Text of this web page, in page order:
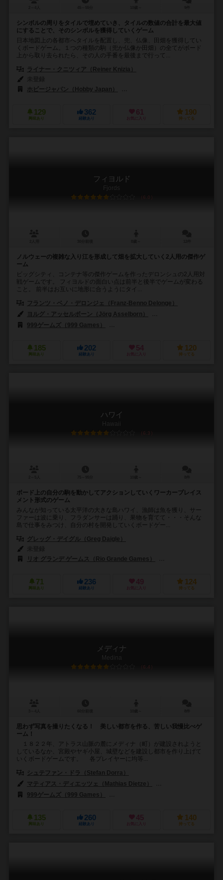
シンボルの周りをタイルで埋めていき、タイルの数値の合計を最大値
にすることで、そのシンボルを獲得していくゲーム
日本地図上の各都市へタイルを配置し、兜、仏像、田畑を獲得してい
くボードゲーム。１つの種類の駒（兜か仏像か田畑）の全てがボード
上から取り去られたら、その人の手番を最後まで行って...
ライナー・クニツィア（Reiner Knizia）
ホビージャパン（Hobby Japan）
129
興味あり
362
経験あり
61
お気に入り
190
持ってる
フィヨルド
Fjords
6.0
ノルウェーの複雑な入り江を形成して畑を拡大していく2人用の傑作ゲ
ーム
ビッグシティ、コンテナ等の傑作ゲームを作ったデロンシュの2人用対
戦ゲームです。 フィヨルドの面白い点は前半と後半でゲームが変わる
こと。 前半はお互いに地形に合うようにタイ...
フランツ・ベノ・デロンジェ（Franz-Benno Delonge）
ヨルグ・アッセルボーン（Jörg Asselborn）
999ゲームズ（999 Games）
185
興味あり
202
経験あり
54
お気に入り
120
持ってる
ハワイ
Hawaii
6.3
ボード上の自分の駒を動かしてアクションしていくワーカープレイス
メント形式のゲーム
みんなが知っている太平洋の大きな島ハワイ、漁師は魚を獲り、サー
ファーは波に乗り、フラダンサーは踊り、果物を育てて・・・そんな
島で仕事をみつけ、自分の村を開発していくボードゲー...
グレッグ・デイグル（Greg Daigle）
リオ グランデ ゲームス（Rio Grande Games）
71
興味あり
236
経験あり
49
お気に入り
124
持ってる
メディナ
Medina
6.4
思わず写真を撮りたくなる！ 美しい都市を作る、苦しい我慢比べゲ
ーム！
１８２２年、アトラス山脈の麓にメディナ（町）が建設されようと
しているなか、宮殿やヤギ小屋、城壁などを建設し都市を作り上げて
いくボードゲームです。 各プレイヤーに均等...
シュテファン・ドラ（Stefan Dorra）
マティアス・ディエッツェ（Mathias Dietze）
999ゲームズ（999 Games）
135
興味あり
260
経験あり
45
お気に入り
140
持ってる